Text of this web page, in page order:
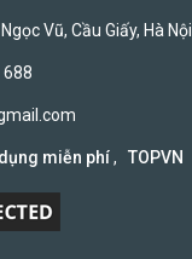
Vũ, Cầu Giấy, Hà Nội
688
miễn phí, TOPVN